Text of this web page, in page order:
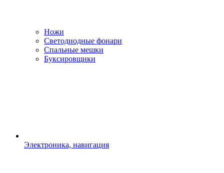
Ножи
Светодиодные фонари
Спальные мешки
Буксировщики
Электроника, навигация